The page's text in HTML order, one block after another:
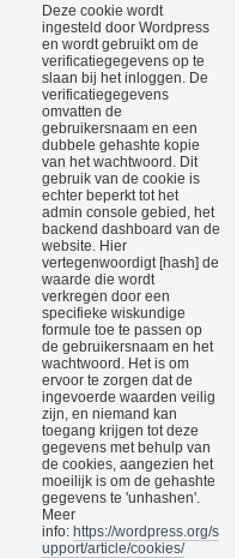
Deze cookie wordt
ingesteld door Wordpress
en wordt gebruikt om de
verificatiegegevens op te
slaan bij het inloggen. De
verificatiegegevens
omvatten de
gebruikersnaam en een
dubbele gehashte kopie
van het wachtwoord. Dit
gebruik van de cookie is
echter beperkt tot het
admin console gebied, het
backend dashboard van de
website. Hier
vertegenwoordigt [hash] de
waarde die wordt
verkregen door een
specifieke wiskundige
formule toe te passen op
de gebruikersnaam en het
wachtwoord. Het is om
ervoor te zorgen dat de
ingevoerde waarden veilig
zijn, en niemand kan
toegang krijgen tot deze
gegevens met behulp van
de cookies, aangezien het
moeilijk is om de gehashte
gegevens te 'unhashen'.
Meer
info: https://wordpress.org/s
upport/article/cookies/